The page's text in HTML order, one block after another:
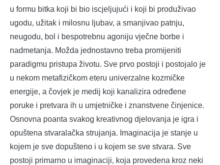
u formu bitka koji bi bio iscjeljujući i koji bi produživao
ugodu, užitak i milosnu ljubav, a smanjivao patnju,
neugodu, bol i bespotrebnu agoniju vječne borbe i
nadmetanja. Možda jednostavno treba promijeniti
paradigmu pristupa životu. Sve prvo postoji i postojalo je
u nekom metafizičkom eteru univerzalne kozmičke
energije, a čovjek je medij koji kanalizira određene
poruke i pretvara ih u umjetničke i znanstvene činjenice.
Osnovna poanta svakog kreativnog djelovanja je igra i
opuštena stvaralačka strujanja. Imaginacija je stanje u
kojem je sve dopušteno i u kojem se sve stvara. Sve
postoji primarno u imaginaciji, koja provedena kroz neki